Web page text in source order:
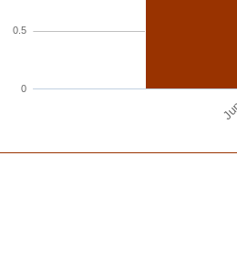
0
0.5